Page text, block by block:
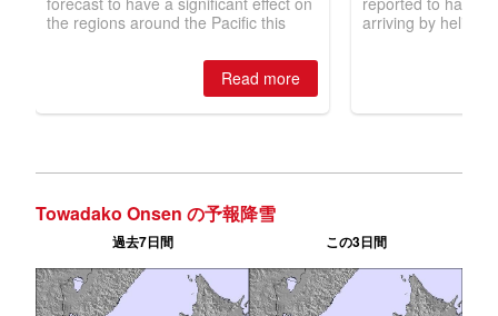
Towadako Onsen の予報降雪
過去7日間 この3日間